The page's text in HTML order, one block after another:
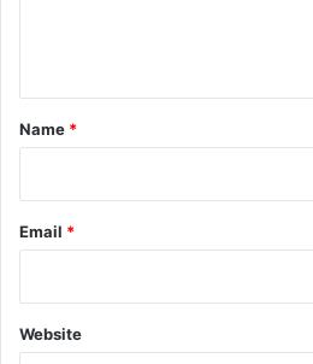
*
Name *
Email *
Website